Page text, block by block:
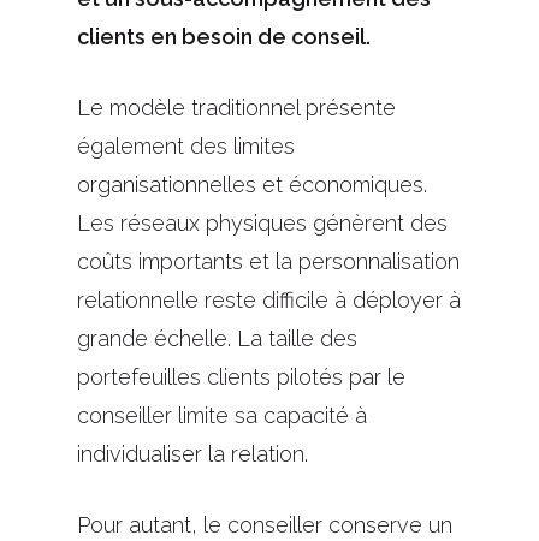
clients en besoin de conseil.
Le modèle traditionnel présente
également des limites
organisationnelles et économiques.
Les réseaux physiques génèrent des
coûts importants et la personnalisation
relationnelle reste difficile à déployer à
grande échelle. La taille des
portefeuilles clients pilotés par le
conseiller limite sa capacité à
individualiser la relation.
Pour autant, le conseiller conserve un